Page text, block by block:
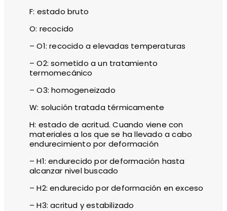
F: estado bruto
O: recocido
– O1: recocido a elevadas temperaturas
– O2: sometido a un tratamiento
termomecánico
– O3: homogeneizado
W: solución tratada térmicamente
H: estado de acritud. Cuando viene con
materiales a los que se ha llevado a cabo
endurecimiento por deformación
– H1: endurecido por deformación hasta
alcanzar nivel buscado
– H2: endurecido por deformación en exceso
– H3: acritud y estabilizado